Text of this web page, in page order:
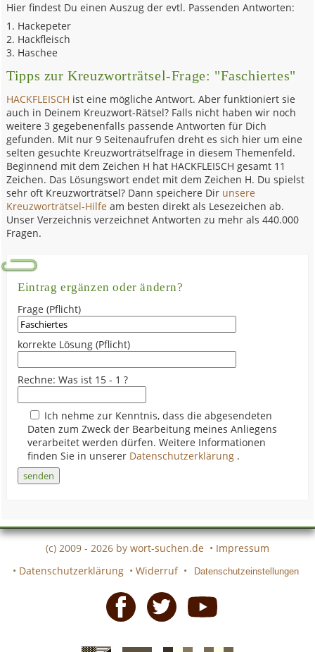
Hier findest Du einen Auszug der evtl. Passenden Antworten:
Hackepeter
Hackfleisch
Haschee
Tipps zur Kreuzworträtsel-Frage: "Faschiertes"
HACKFLEISCH ist eine mögliche Antwort. Aber funktioniert sie
auch in Deinem Kreuzwort-Rätsel? Falls nicht haben wir noch
weitere 3 gegebenenfalls passende Antworten für Dich
gefunden. Mit nur 9 Seitenaufrufen dreht es sich hier um eine
selten gesuchte Kreuzworträtselfrage in diesem Themenfeld.
Beginnend mit dem Zeichen H hat HACKFLEISCH gesamt 11
Zeichen. Das Lösungswort endet mit dem Zeichen H. Du spielst
sehr oft Kreuzworträtsel? Dann speichere Dir unsere
Kreuzworträtsel-Hilfe am besten direkt als Lesezeichen ab.
Unser Verzeichnis verzeichnet Antworten zu mehr als 440.000
Fragen.
Eintrag ergänzen oder ändern?
Frage (Pflicht)
korrekte Lösung (Pflicht)
Rechne: Was ist 15 - 1 ?
Ich nehme zur Kenntnis, dass die abgesendeten
Daten zum Zweck der Bearbeitung meines Anliegens
verarbeitet werden dürfen. Weitere Informationen
finden Sie in unserer Datenschutzerklärung .
(c) 2009 - 2026 by wort-suchen.de • Impressum
• Datenschutzerklärung • Widerruf • Datenschutzeinstellungen